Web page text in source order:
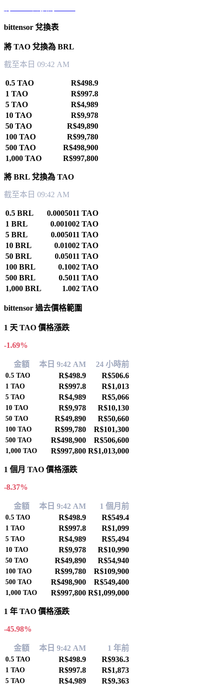
bittensor 兌換表
將 TAO 兌換為 BRL
截至本日 09:42 AM
0.5 TAO
R$498.9
1 TAO
R$997.8
5 TAO
R$4,989
10 TAO
R$9,978
50 TAO
R$49,890
100 TAO
R$99,780
500 TAO
R$498,900
1,000 TAO
R$997,800
將 BRL 兌換為 TAO
截至本日 09:42 AM
0.5 BRL
0.0005011 TAO
1 BRL
0.001002 TAO
5 BRL
0.005011 TAO
10 BRL
0.01002 TAO
50 BRL
0.05011 TAO
100 BRL
0.1002 TAO
500 BRL
0.5011 TAO
1,000 BRL
1.002 TAO
bittensor 過去價格範圍
1 天 TAO 價格漲跌
-1.69%
金額 本日 9:42 AM 24 小時前
0.5 TAO R$498.9 R$506.6
1 TAO R$997.8 R$1,013
5 TAO R$4,989 R$5,066
10 TAO R$9,978 R$10,130
50 TAO R$49,890 R$50,660
100 TAO R$99,780 R$101,300
500 TAO R$498,900 R$506,600
1,000 TAO R$997,800 R$1,013,000
1 個月 TAO 價格漲跌
-8.37%
金額 本日 9:42 AM 1 個月前
0.5 TAO R$498.9 R$549.4
1 TAO R$997.8 R$1,099
5 TAO R$4,989 R$5,494
10 TAO R$9,978 R$10,990
50 TAO R$49,890 R$54,940
100 TAO R$99,780 R$109,900
500 TAO R$498,900 R$549,400
1,000 TAO R$997,800 R$1,099,000
1 年 TAO 價格漲跌
-45.98%
金額 本日 9:42 AM 1 年前
0.5 TAO R$498.9 R$936.3
1 TAO R$997.8 R$1,873
5 TAO R$4,989 R$9,363